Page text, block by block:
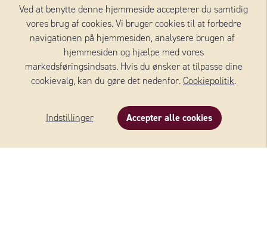
Ved at benytte denne hjemmeside accepterer du samtidig
vores brug af cookies. Vi bruger cookies til at forbedre
navigationen på hjemmesiden, analysere brugen af ​​
hjemmesiden og hjælpe med vores
markedsføringsindsats. Hvis du ønsker at tilpasse dine
cookievalg, kan du gøre det nedenfor.Cookiepolitik.
Indstillinger Accepter alle cookies
Indhold Om produktet
Hjemmeside:
www.wernerssonost.se
KONTAKT DANMARK
Wernersson Ost Danmark A/S
Nørregade 8, 1, sal
Danmark
+45 59 18 50 90